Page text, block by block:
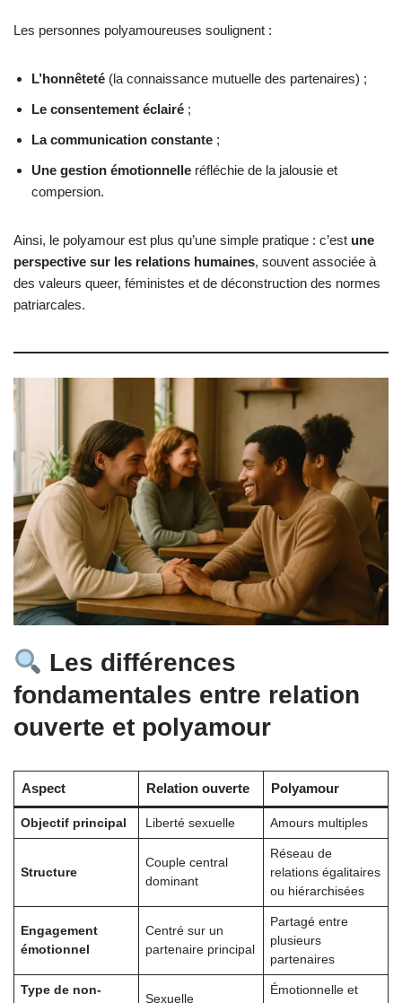
Les personnes polyamoureuses soulignent :
L’honnêteté (la connaissance mutuelle des partenaires) ;
Le consentement éclairé ;
La communication constante ;
Une gestion émotionnelle réfléchie de la jalousie et
compersion.
Ainsi, le polyamour est plus qu’une simple pratique : c’est une
perspective sur les relations humaines, souvent associée à
des valeurs queer, féministes et de déconstruction des normes
patriarcales.
Les différences
fondamentales entre relation
ouverte et polyamour
Aspect Relation ouverte Polyamour
Objectif principal Liberté sexuelle Amours multiples
Structure
Couple central
dominant
Réseau de
relations égalitaires
ou hiérarchisées
Engagement
émotionnel
Centré sur un
partenaire principal
Partagé entre
plusieurs
partenaires
Type de non-
Sexuelle
Émotionnelle et